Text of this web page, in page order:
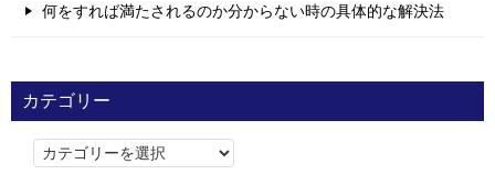
何をすれば満たされるのか分からない時の具体的な解決法
カテゴリー
カ